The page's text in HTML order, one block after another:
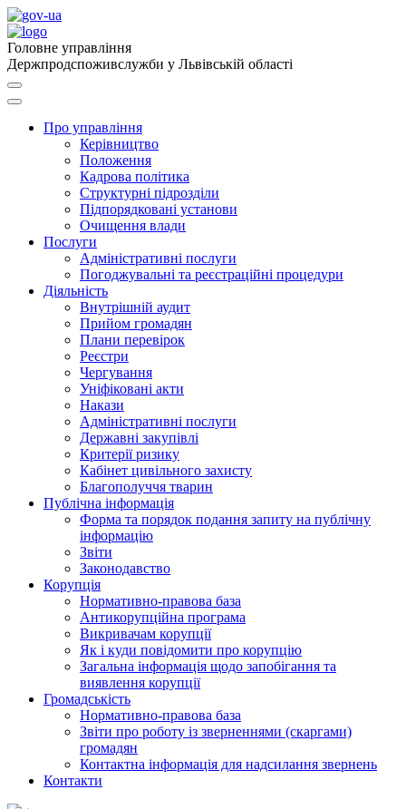
Головне управління
Держпродспоживслужби у Львівській області
Про управління
Керівництво
Положення
Кадрова політика
Структурні підрозділи
Підпорядковані установи
Очищення влади
Послуги
Адміністративні послуги
Погоджувальні та реєстраційні процедури
Діяльність
Внутрішній аудит
Прийом громадян
Плани перевірок
Реєстри
Чергування
Уніфіковані акти
Накази
Адміністративні послуги
Державні закупівлі
Критерії ризику
Кабінет цивільного захисту
Благополуччя тварин
Публічна інформація
Форма та порядок подання запиту на публічну
інформацію
Звіти
Законодавство
Корупція
Нормативно-правова база
Антикорупційна програма
Викривачам корупції
Як і куди повідомити про корупцію
Загальна інформація щодо запобігання та
виявлення корупції
Громадськість
Нормативно-правова база
Звіти про роботу із зверненнями (скаргами)
громадян
Контактна інформація для надсилання звернень
Контакти